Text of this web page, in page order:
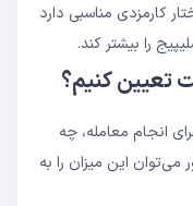
کارمزدی مناسبی دارد
را بیشتر کند.
کنیم؟
انجام معامله، چه
می‌توان این میزان را به